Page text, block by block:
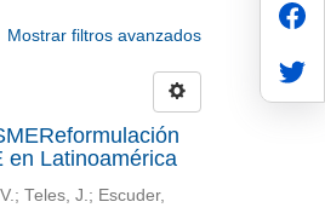
Mostrar filtros avanzados
en Latinoamérica
Teles, J.; Escuder,